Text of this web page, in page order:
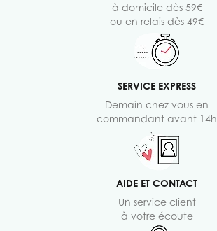
à domicile dès 59€
ou en relais dès 49€
SERVICE EXPRESS
Demain chez vous en
commandant avant 14h
AIDE ET CONTACT
Un service client
à votre écoute